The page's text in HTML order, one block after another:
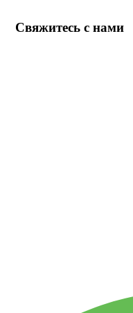
Свяжитесь с нами